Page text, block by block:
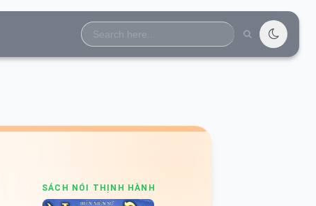
Search
for:
SÁCH NÓI THỊNH HÀNH